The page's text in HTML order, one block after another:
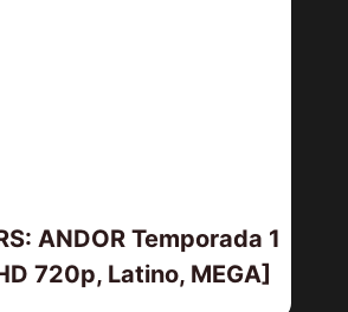
ANDOR Temporada 1
720p, Latino, MEGA]